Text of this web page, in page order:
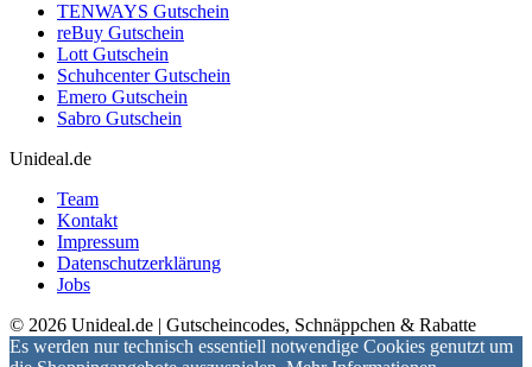
TENWAYS Gutschein
reBuy Gutschein
Lott Gutschein
Schuhcenter Gutschein
Emero Gutschein
Sabro Gutschein
Unideal.de
Team
Kontakt
Impressum
Datenschutzerklärung
Jobs
© 2026 Unideal.de | Gutscheincodes, Schnäppchen & Rabatte
Es werden nur technisch essentiell notwendige Cookies genutzt um